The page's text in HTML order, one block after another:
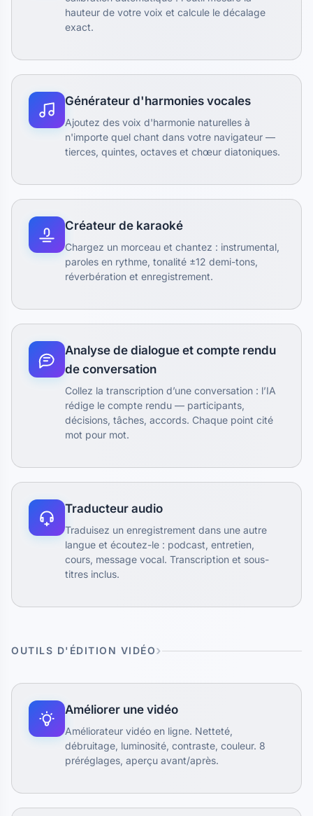
hauteur de votre voix et calcule le décalage
exact.
Générateur d'harmonies vocales
Ajoutez des voix d'harmonie naturelles à
n'importe quel chant dans votre navigateur —
tierces, quintes, octaves et chœur diatoniques.
Créateur de karaoké
Chargez un morceau et chantez : instrumental,
paroles en rythme, tonalité ±12 demi-tons,
réverbération et enregistrement.
Analyse de dialogue et compte rendu
de conversation
Collez la transcription d’une conversation : l’IA
rédige le compte rendu — participants,
décisions, tâches, accords. Chaque point cité
mot pour mot.
Traducteur audio
Traduisez un enregistrement dans une autre
langue et écoutez-le : podcast, entretien,
cours, message vocal. Transcription et sous-
titres inclus.
OUTILS D'ÉDITION VIDÉO
Améliorer une vidéo
Améliorateur vidéo en ligne. Netteté,
débruitage, luminosité, contraste, couleur. 8
préréglages, aperçu avant/après.